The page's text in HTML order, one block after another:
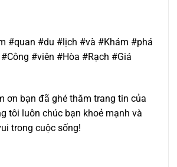
#quan #du #lịch #và #Khám #phá
#viên #Hòa #Rạch #Giá
ơn bạn đã ghé thăm trang tin của
tôi luôn chúc bạn khoẻ mạnh và
trong cuộc sống!